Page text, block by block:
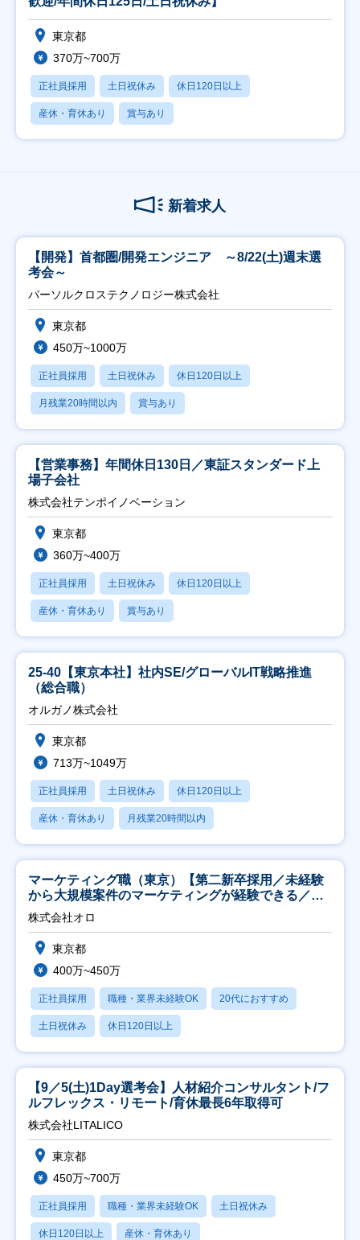
東京都
370万~700万
正社員採用 土日祝休み 休日120日以上
産休・育休あり 賞与あり
新着求人
【開発】首都圏/開発エンジニア ～8/22(土)週末選
考会～
パーソルクロステクノロジー株式会社
東京都
450万~1000万
正社員採用 土日祝休み 休日120日以上
月残業20時間以内 賞与あり
【営業事務】年間休日130日／東証スタンダード上
場子会社
株式会社テンポイノベーション
東京都
360万~400万
正社員採用 土日祝休み 休日120日以上
産休・育休あり 賞与あり
25-40【東京本社】社内SE/グローバルIT戦略推進
（総合職）
オルガノ株式会社
東京都
713万~1049万
正社員採用 土日祝休み 休日120日以上
産休・育休あり 月残業20時間以内
マーケティング職（東京）【第二新卒採用／未経験
から大規模案件のマーケティングが経験できる／研
修充実】
株式会社オロ
東京都
400万~450万
正社員採用 職種・業界未経験OK 20代におすすめ
土日祝休み 休日120日以上
【9／5(土)1Day選考会】人材紹介コンサルタント/フ
ルフレックス・リモート/育休最長6年取得可
株式会社LITALICO
東京都
450万~700万
正社員採用 職種・業界未経験OK 土日祝休み
休日120日以上 産休・育休あり